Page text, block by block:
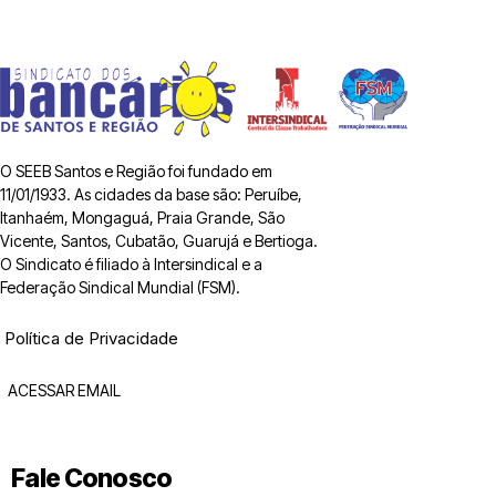
O SEEB Santos e Região foi fundado em
11/01/1933. As cidades da base são: Peruíbe,
Itanhaém, Mongaguá, Praia Grande, São
Vicente, Santos, Cubatão, Guarujá e Bertioga.
O Sindicato é filiado à Intersindical e a
Federação Sindical Mundial (FSM).
Política de Privacidade
ACESSAR EMAIL
Fale Conosco